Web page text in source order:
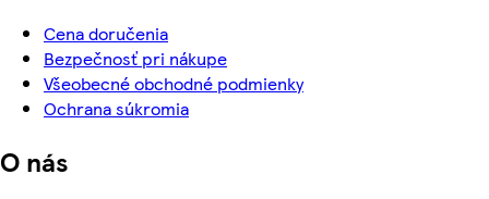
Cena doručenia
Bezpečnosť pri nákupe
Všeobecné obchodné podmienky
Ochrana súkromia
O nás